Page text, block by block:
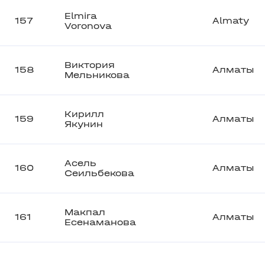
157
Elmira
Voronova
Almaty
158
Виктория
Мельникова
Алматы
159
Кирилл
Якунин
Алматы
160
Асель
Сеильбекова
Алматы
161
Макпал
Есенаманова
Алматы